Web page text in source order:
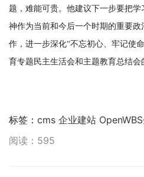
题，难能可贵。他建议下一步要把
神作为当前和今后一个时期的重要
作，进一步深化“不忘初心、牢记使命
育专题民主生活会和主题教育总结会
标签： cms 企业建站
阅读：595